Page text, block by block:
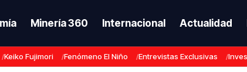
Minería 360 Internacional Actualidad
Keiko Fujimori Fenómeno El Niño Entrevistas Exclusivas